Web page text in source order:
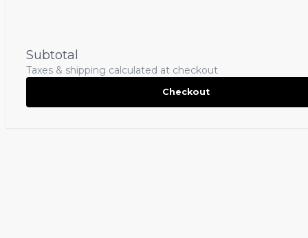
Subtotal
Taxes & shipping calculated at checkout
Checkout